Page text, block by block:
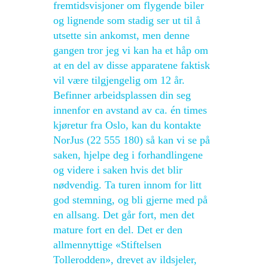
fremtidsvisjoner om flygende biler
og lignende som stadig ser ut til å
utsette sin ankomst, men denne
gangen tror jeg vi kan ha et håp om
at en del av disse apparatene faktisk
vil være tilgjengelig om 12 år.
Befinner arbeidsplassen din seg
innenfor en avstand av ca. én times
kjøretur fra Oslo, kan du kontakte
NorJus (22 555 180) så kan vi se på
saken, hjelpe deg i forhandlingene
og videre i saken hvis det blir
nødvendig. Ta turen innom for litt
god stemning, og bli gjerne med på
en allsang. Det går fort, men det
mature fort en del. Det er den
allmennyttige «Stiftelsen
Tollerodden», drevet av ildsjeler,